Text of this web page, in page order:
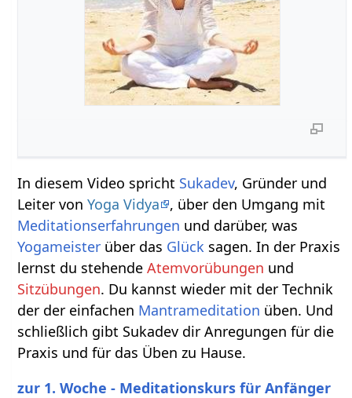
In diesem Video spricht Sukadev, Gründer und
Leiter vonYoga Vidya
, über den Umgang mit
Meditationserfahrungen und darüber, was
Yogameister über das Glück sagen. In der Praxis
lernst du stehendeAtemvorübungen und
Sitzübungen. Du kannst wieder mit der Technik
der der einfachen Mantrameditation üben. Und
schließlich gibt Sukadev dir Anregungen für die
Praxis und für das Üben zu Hause.
zur 1. Woche - Meditationskurs für Anfänger